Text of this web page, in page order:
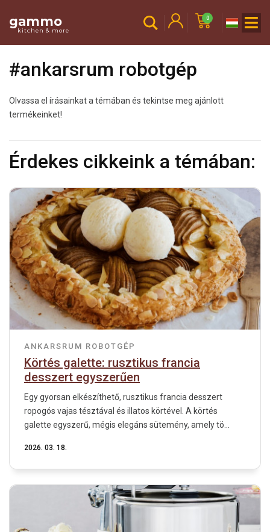
gammo
kitchen & more
0
#ankarsrum robotgép
Olvassa el írásainkat a témában és tekintse meg ajánlott
termékeinket!
Érdekes cikkeink a témában:
ANKARSRUM ROBOTGÉP
Körtés galette: rusztikus francia
desszert egyszerűen
Egy gyorsan elkészíthető, rusztikus francia desszert
ropogós vajas tésztával és illatos körtével. A körtés
galette egyszerű, mégis elegáns sütemény, amely tö...
2026. 03. 18.